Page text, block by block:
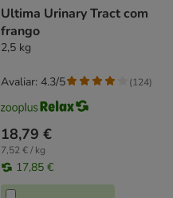
Ultima Urinary Tract com
frango
2,5 kg
18,79 €
7,52 € / kg
17,85 €
Avaliar: 4.3/5 (124)